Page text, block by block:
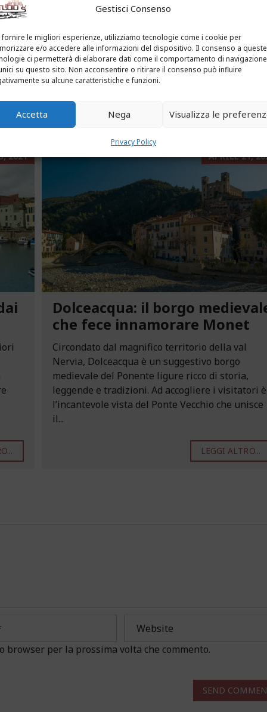
Gestisci Consenso
fornire le migliori esperienze, utilizziamo tecnologie come i cookie per
e/o accedere alle informazioni del dispositivo. Il consenso a queste
ci permetterà di elaborare dati come il comportamento di
su questo sito. Non acconsentire o ritirare il consenso può influire
su alcune caratteristiche e funzioni.
Accetta Nega Visualizza le
Privacy Policy
le
paradiso affascina i visitatori. Stiamo parlando
del Parco del Benessere “Giacomo Filippo
Novaro” di Costarainera nella Riviera dei Fiori.
Un tempo parco degli ex ospedali Novaro e...
LEGGI ALTRO...
2021 APRILE 21,
Dolceacqua: il borgo
che fece innamorare Monet
Circondato dal magnifico territorio della val
Nervia, Dolceacqua è un suggestivo borgo
medievale del Ponente ligure ricco di storia,
leggende e tradizioni. Ad accogliere i visitatori è
l’incantevole vista del Ponte Vecchio che unisce
il...
LEGGI ALTRO...
browser per la prossima volta che commento.
SEND